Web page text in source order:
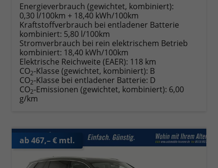
Energieverbrauch (gewichtet, kombiniert):
0,30 l/100km + 18,40 kWh/100km
Kraftstoffverbrauch bei entladener Batterie
kombiniert: 5,80 l/100km
Stromverbrauch bei rein elektrischem Betrieb
kombiniert: 18,40 kWh/100km
Elektrische Reichweite (EAER): 118 km
CO2-Klasse (gewichtet, kombiniert): B
CO2-Klasse bei entladener Batterie: D
CO2-Emissionen (gewichtet, kombiniert): 6,00
g/km
ab 467,– € mtl.